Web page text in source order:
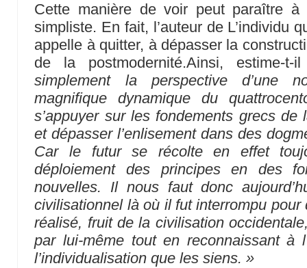
Cette manière de voir peut paraître à
simpliste. En fait, l’auteur de L’individu
appelle à quitter, à dépasser la
de la postmodernité.Ainsi, estime-
simplement la perspective d’une
magnifique dynamique du
s’appuyer sur les fondements grecs
et dépasser l’enlisement dans des
Car le futur se récolte en effet
déploiement des principes en des
nouvelles. Il nous faut donc
civilisationnel là où il fut interrompu pour
réalisé, fruit de la civilisation
par lui-même tout en reconnaissant à
l’individualisation que les siens. »